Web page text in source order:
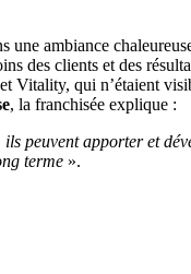
une ambiance
des clients et des
Vitality, qui n’étaient
, la franchisée explique :
peuvent apporter et
terme ».